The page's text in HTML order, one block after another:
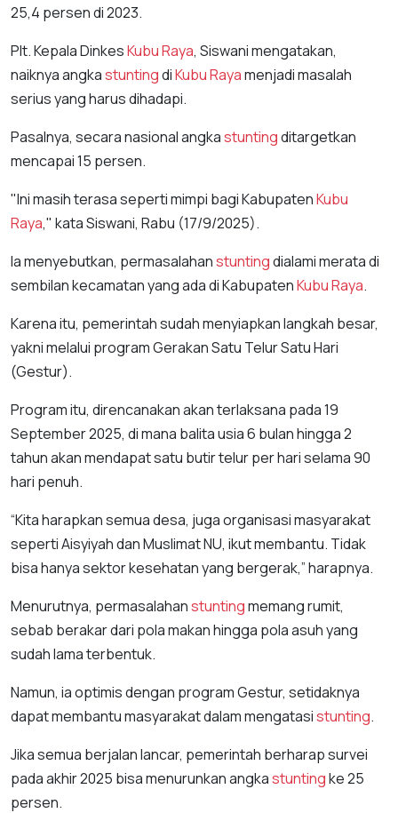
25,4 persen di 2023.
Plt. Kepala DinkesKubu Raya, Siswani mengatakan,
naiknya angkastuntingdiKubu Rayamenjadi masalah
serius yang harus dihadapi.
Pasalnya, secara nasional angkastuntingditargetkan
mencapai 15 persen.
"Ini masih terasa seperti mimpi bagi KabupatenKubu
Raya," kata Siswani, Rabu (17/9/2025).
Ia menyebutkan, permasalahanstuntingdialami merata di
sembilan kecamatan yang ada di KabupatenKubu Raya.
Karena itu, pemerintah sudah menyiapkan langkah besar,
yakni melalui program Gerakan Satu Telur Satu Hari
(Gestur).
Program itu, direncanakan akan terlaksana pada 19
September 2025, di mana balita usia 6 bulan hingga 2
tahun akan mendapat satu butir telur per hari selama 90
hari penuh.
“Kita harapkan semua desa, juga organisasi masyarakat
seperti Aisyiyah dan Muslimat NU, ikut membantu. Tidak
bisa hanya sektor kesehatan yang bergerak,” harapnya.
Menurutnya, permasalahanstuntingmemang rumit,
sebab berakar dari pola makan hingga pola asuh yang
sudah lama terbentuk.
Namun, ia optimis dengan program Gestur, setidaknya
dapat membantu masyarakat dalam mengatasistunting.
Jika semua berjalan lancar, pemerintah berharap survei
pada akhir 2025 bisa menurunkan angkastuntingke 25
persen.